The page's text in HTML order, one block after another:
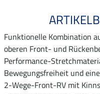
Funktionelle Kombination
oberen Front- und
Performance-
Bewegungsfreiheit und
2-Wege-Front-RV mit